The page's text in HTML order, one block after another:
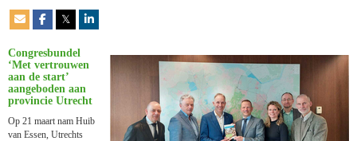
𝕏
Congresbundel
‘Met vertrouwen
aan de start’
aangeboden aan
provincie Utrecht
Op 21 maart nam Huib
van Essen, Utrechts